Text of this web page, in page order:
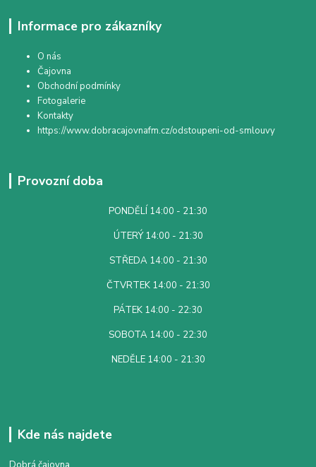
Informace pro zákazníky
O nás
Čajovna
Obchodní podmínky
Fotogalerie
Kontakty
https://www.dobracajovnafm.cz/odstoupeni-od-smlouvy
Provozní doba
PONDĚLÍ 14:00 - 21:30
ÚTERÝ 14:00 - 21:30
STŘEDA 14:00 - 21:30
ČTVRTEK 14:00 - 21:30
PÁTEK 14:00 - 22:30
SOBOTA 14:00 - 22:30
NEDĚLE 14:00 - 21:30
Kde nás najdete